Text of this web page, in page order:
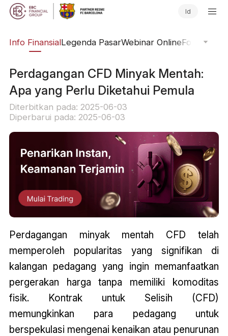
Id
Info FinansialLegenda PasarWebinar OnlineFokus
Perdagangan CFD Minyak Mentah:
Apa yang Perlu Diketahui Pemula
Diterbitkan pada: 2025-06-03
Diperbarui pada: 2025-06-03
Perdagangan minyak mentah CFD telah
memperoleh popularitas yang signifikan di
kalangan pedagang yang ingin memanfaatkan
pergerakan harga tanpa memiliki komoditas
fisik. Kontrak untuk Selisih (CFD)
memungkinkan para pedagang untuk
berspekulasi mengenai kenaikan atau penurunan